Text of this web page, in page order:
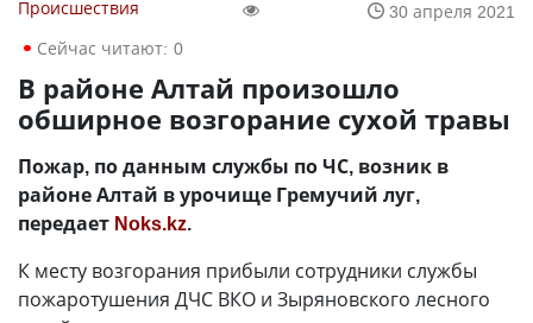
Происшествия
30 апреля 2021
Сейчас читают: 0
В районе Алтай произошло
обширное возгорание сухой травы
Пожар, по данным службы по ЧС, возник в
районе Алтай в урочище Гремучий луг,
передает Noks.kz.
К месту возгорания прибыли сотрудники службы
пожаротушения ДЧС ВКО и Зыряновского лесного